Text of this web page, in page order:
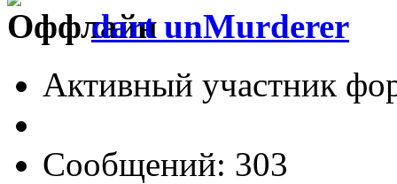
dart unMurderer
Активный участник
Сообщений: 303